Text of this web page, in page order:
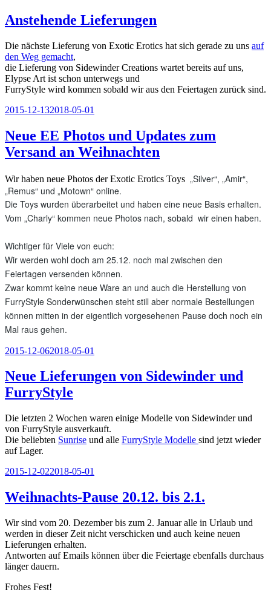
Anstehende Lieferungen
Die nächste Lieferung von Exotic Erotics hat sich gerade zu uns auf
den Weg gemacht,
die Lieferung von Sidewinder Creations wartet bereits auf uns,
Elypse Art ist schon unterwegs und
FurryStyle wird kommen sobald wir aus den Feiertagen zurück sind.
Veröffentlicht
2015-12-132018-05-01
Neue EE Photos und Updates zum
Versand an Weihnachten
Wir haben neue Photos der Exotic Erotics Toys „Silver“, „Amir“,
„Remus“ und „Motown“ online.
Die Toys wurden überarbeitet und haben eine neue Basis erhalten.
Vom „Charly“ kommen neue Photos nach, sobald wir einen haben.
Wichtiger für Viele von euch:
Wir werden wohl doch am 25.12. noch mal zwischen den
Feiertagen versenden können.
Zwar kommt keine neue Ware an und auch die Herstellung von
FurryStyle Sonderwünschen steht still aber normale Bestellungen
können mitten in der eigentlich vorgesehenen Pause doch noch ein
Mal raus gehen.
Veröffentlicht
2015-12-062018-05-01
Neue Lieferungen von Sidewinder und
FurryStyle
Die letzten 2 Wochen waren einige Modelle von Sidewinder und
von FurryStyle ausverkauft.
Die beliebten Sunrise und alle FurryStyle Modelle sind jetzt wieder
auf Lager.
Veröffentlicht
2015-12-022018-05-01
Weihnachts-Pause 20.12. bis 2.1.
Wir sind vom 20. Dezember bis zum 2. Januar alle in Urlaub und
werden in dieser Zeit nicht verschicken und auch keine neuen
Lieferungen erhalten.
Antworten auf Emails können über die Feiertage ebenfalls durchaus
länger dauern.
Frohes Fest!